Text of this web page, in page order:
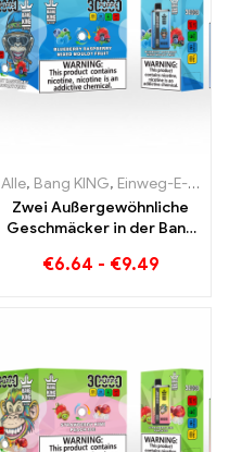
,Einweg-E-
Alle, Bang KING, Einweg-E-Zigaretten Litauen
Zwei Außergewöhnliche
Geschmäcker in der Bang
Zigarette Blueberry
€6.64 - €9.49